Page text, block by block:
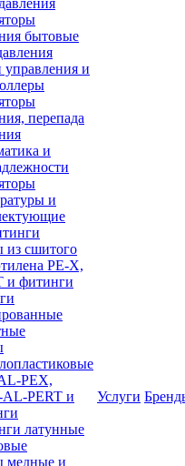
бытовые
управления и
перепада
и
и
из сшитого
PE-X,
и фитинги
PEX,
AL-PERT и
латунные
медные и
Услуги